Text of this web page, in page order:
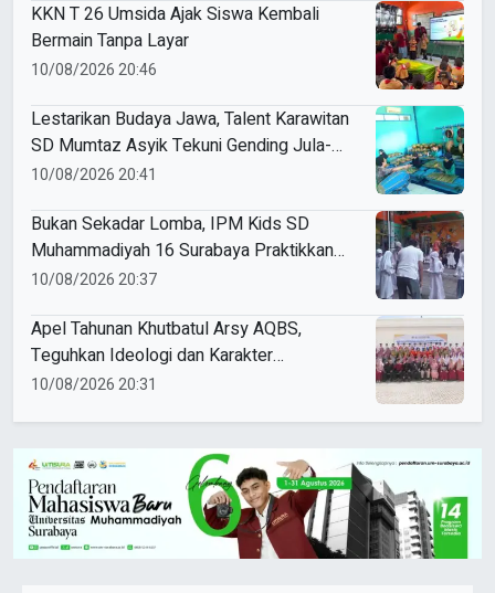
KKN T 26 Umsida Ajak Siswa Kembali
Bermain Tanpa Layar
10/08/2026 20:46
Lestarikan Budaya Jawa, Talent Karawitan
SD Mumtaz Asyik Tekuni Gending Jula-
Juli
10/08/2026 20:41
Bukan Sekadar Lomba, IPM Kids SD
Muhammadiyah 16 Surabaya Praktikkan
Kepemimpinan di HUT RI
10/08/2026 20:37
Apel Tahunan Khutbatul Arsy AQBS,
Teguhkan Ideologi dan Karakter
Santriwati
10/08/2026 20:31